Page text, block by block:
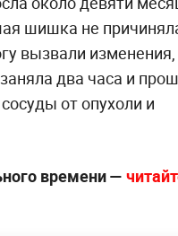
шишка не
вызвали изменения,
два часа и
от опухоли и
времени —